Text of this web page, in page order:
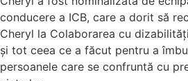
conducere a ICB, care a dorit să
Cheryl la Colaborarea cu
și tot ceea ce a făcut pentru a
persoanele care se confruntă cu